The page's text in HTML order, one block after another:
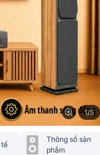
1/5
tế
Thông số sản
phẩm